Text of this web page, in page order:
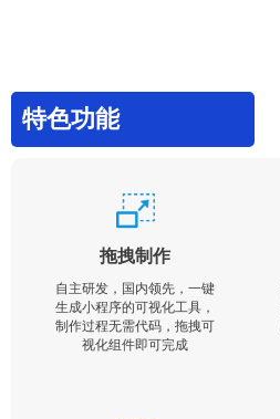
特色功能
拖拽制作
自主研发，国内领先，一键
生成小程序的可视化工具，
制作过程无需代码，拖拽可
视化组件即可完成